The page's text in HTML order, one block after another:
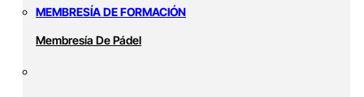
MEMBRESÍA DE FORMACIÓN
Membresía De Pádel